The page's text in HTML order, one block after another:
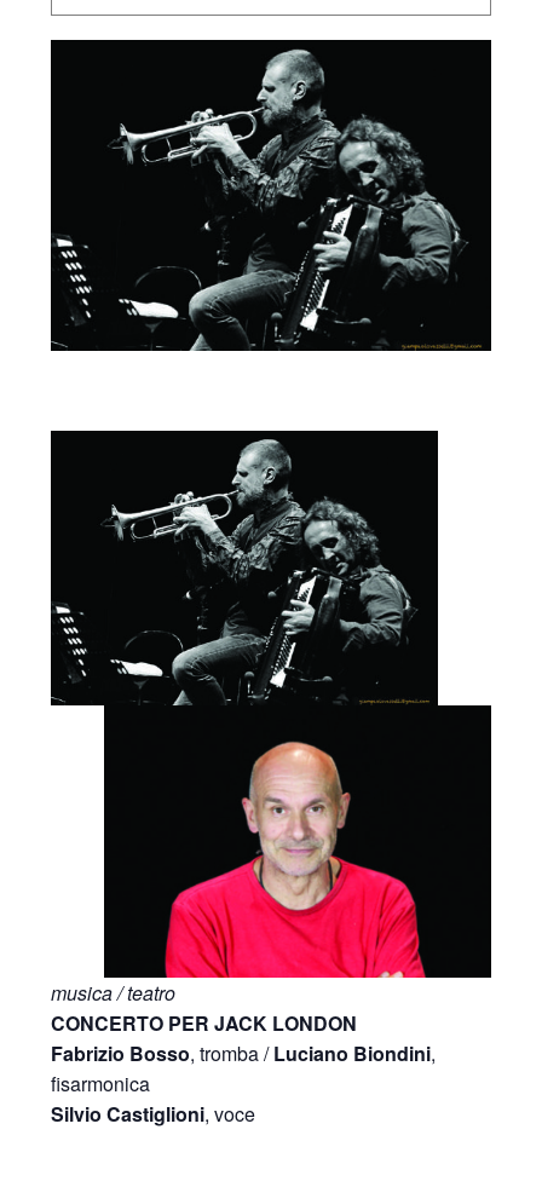
musica / teatro
CONCERTO PER JACK LONDON
Fabrizio Bosso, tromba /Luciano Biondini,
fisarmonica
Silvio Castiglioni, voce